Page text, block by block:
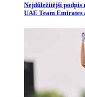
Nejdůležitější podpis
UAE Team Emirates